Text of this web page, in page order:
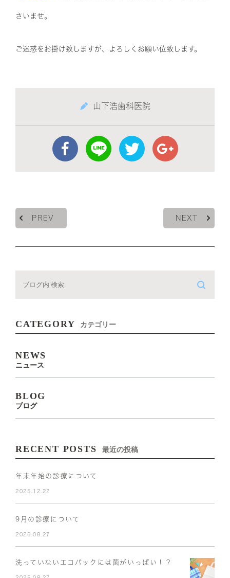
さいませ。
ご迷惑をお掛け致しますが、よろしくお願い位致します。
山下浩歯科医院
PREV NEXT
CATEGORY カテゴリー
NEWS
ニュース
BLOG
ブログ
RECENT POSTS 最近の投稿
年末年始の診療について
2025.12.22
9月の診療について
2025.08.27
洗っていないエコバックには菌がいっぱい！？